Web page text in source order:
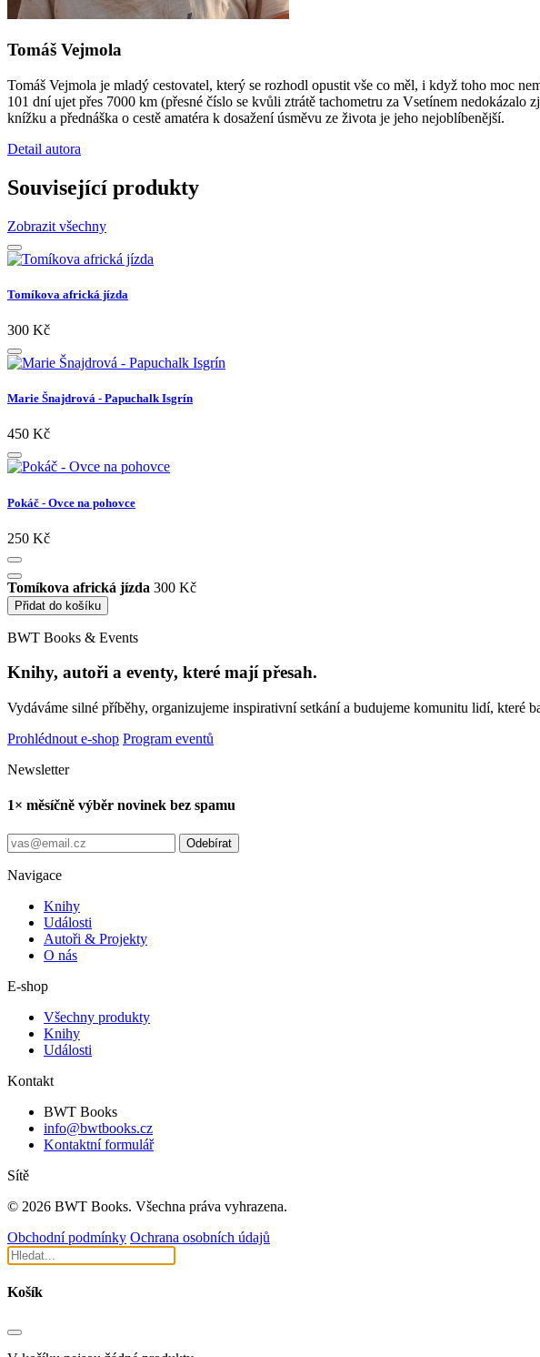
Tomáš Vejmola
Tomáš Vejmola je mladý cestovatel, který se rozhodl opustit vše co měl, i když toho moc
101 dní ujet přes 7000 km (přesné číslo se kvůli ztrátě tachometru za Vsetínem
knížku a přednáška o cestě amatéra k dosažení úsměvu ze života je jeho nejoblíbenější.
Detail autora
Související produkty
Zobrazit všechny
Tomíkova africká jízda
300 Kč
Marie Šnajdrová - Papuchalk Isgrín
450 Kč
Pokáč - Ovce na pohovce
250 Kč
Tomíkova africká jízda 300 Kč
Přidat do košíku
BWT Books & Events
Knihy, autoři a eventy, které mají přesah.
Vydáváme silné příběhy, organizujeme inspirativní setkání a budujeme komunitu lidí, které
Prohlédnout e-shop Program eventů
Newsletter
1× měsíčně výběr novinek bez spamu
Odebírat
Navigace
Knihy
Události
Autoři & Projekty
O nás
E-shop
Všechny produkty
Knihy
Události
Kontakt
BWT Books
info@bwtbooks.cz
Kontaktní formulář
Sítě
© 2026 BWT Books. Všechna práva vyhrazena.
Obchodní podmínky Ochrana osobních údajů
Košík